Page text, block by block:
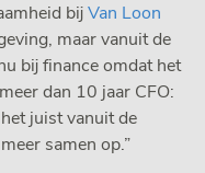
bijVan Loon
maar vanuit de
bij finance omdat het
dan 10 jaar CFO:
juist vanuit de
samen op.”